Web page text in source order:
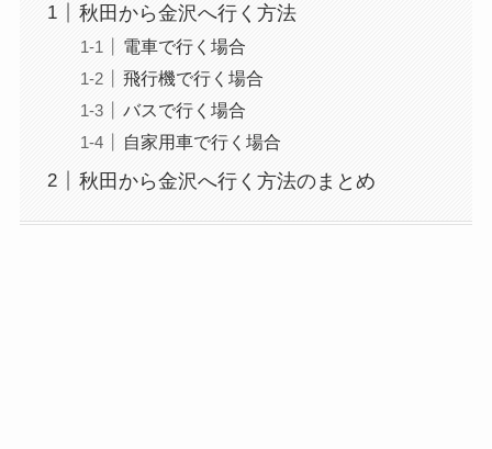
秋田から金沢へ行く方法
電車で行く場合
飛行機で行く場合
バスで行く場合
自家用車で行く場合
秋田から金沢へ行く方法のまとめ